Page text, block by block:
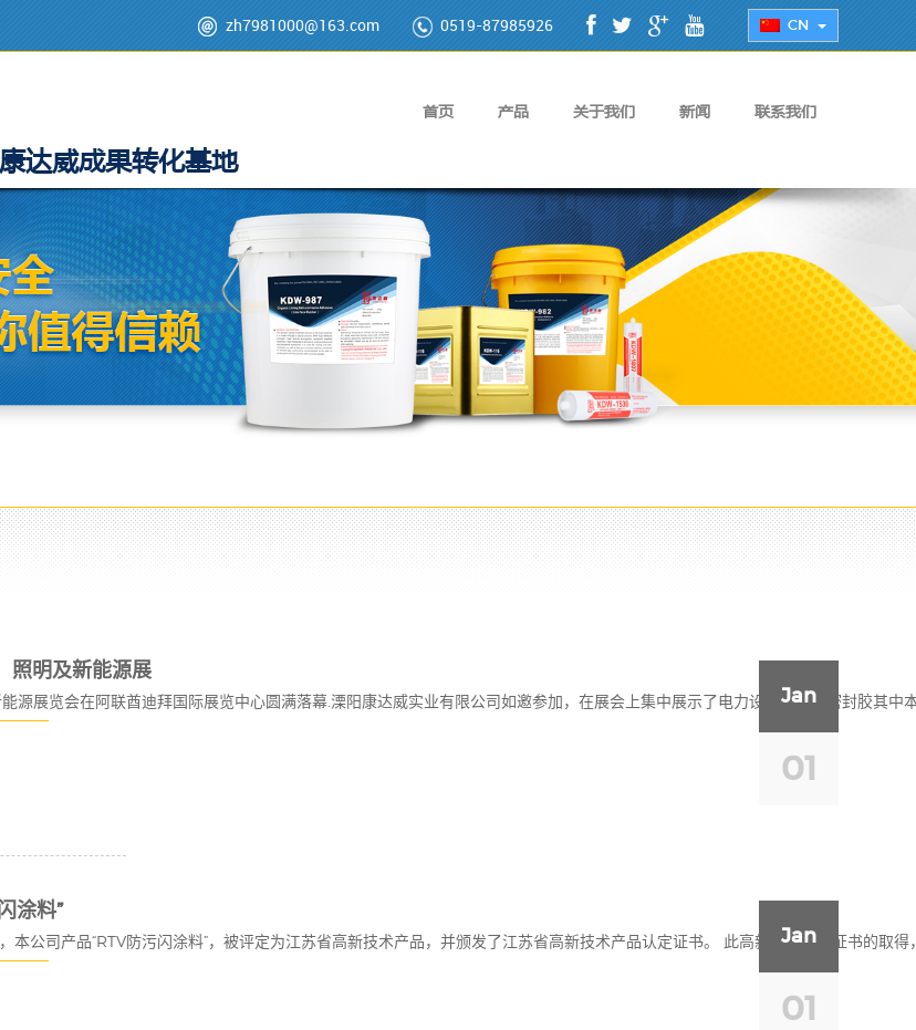
CN
0519-87985926
zh7981000@163.com
达威成果转化基地
首页 产品 关于我们 新闻 联系我们
照明及新能源展
源展览会在阿联酋迪拜国际展览中心圆满落幕.溧阳康达威实业有限公司如邀参加，在展会上集中展示了电力设备专用的密封胶其中
Jan
01
涂料”
本公司产品“RTV防污闪涂料”，被评定为江苏省高新技术产品，并颁发了江苏省高新技术产品认定证书。 此高新技术产品证书的取
Jan
01